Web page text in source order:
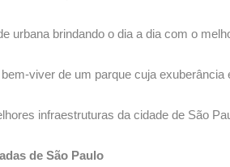
urbana brindando o dia a dia com o
viver de um parque cuja
infraestruturas da cidade de São
de São Paulo